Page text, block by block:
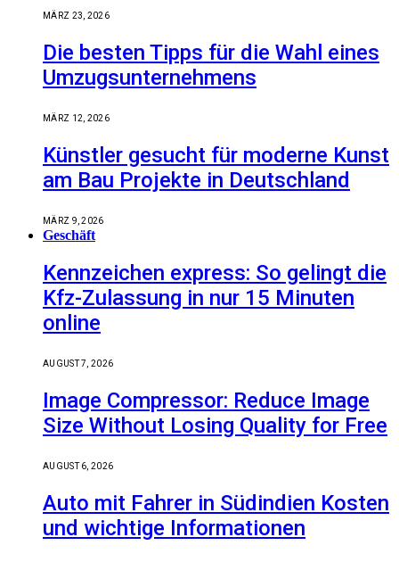
MÄRZ 23, 2026
Die besten Tipps für die Wahl eines
Umzugsunternehmens
MÄRZ 12, 2026
Künstler gesucht für moderne Kunst
am Bau Projekte in Deutschland
MÄRZ 9, 2026
Geschäft
Kennzeichen express: So gelingt die
Kfz-Zulassung in nur 15 Minuten
online
AUGUST 7, 2026
Image Compressor: Reduce Image
Size Without Losing Quality for Free
AUGUST 6, 2026
Auto mit Fahrer in Südindien Kosten
und wichtige Informationen